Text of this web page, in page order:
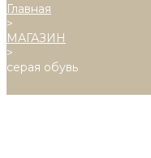
Главная
>
МАГАЗИН
>
серая обувь